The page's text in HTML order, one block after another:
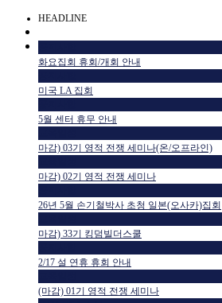
HEADLINE
화요집회 휴회/개회 안내
미국 LA 집회
5월 센터 휴무 안내
마감) 03기 영적 전쟁 세미나(온/오프라인)
마감) 02기 영적 전쟁 세미나
26년 5월 손기철박사 초청 일본(오사카)집회
마감) 33기 킹덤빌더스쿨
2/17 설 연휴 휴회 안내
(마감) 01기 영적 전쟁 세미나